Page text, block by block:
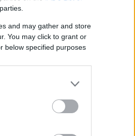
and may gather and store
You may click to grant or
below specified purposes
és